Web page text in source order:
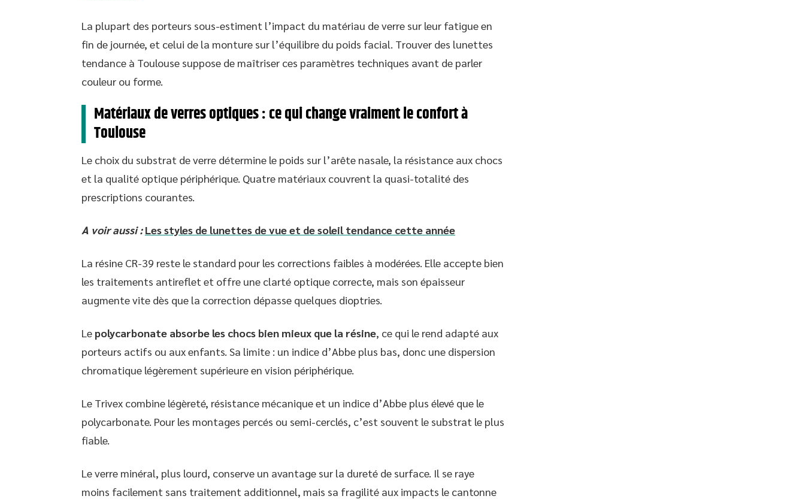
La plupart des porteurs sous-estiment l’impact du matériau de verre sur leur fatigue en
fin de journée, et celui de la monture sur l’équilibre du poids facial. Trouver des lunettes
tendance à Toulouse suppose de maîtriser ces paramètres techniques avant de parler
couleur ou forme.
Matériaux de verres optiques : ce qui change vraiment le confort à
Toulouse
Le choix du substrat de verre détermine le poids sur l’arête nasale, la résistance aux chocs
et la qualité optique périphérique. Quatre matériaux couvrent la quasi-totalité des
prescriptions courantes.
A voir aussi : Les styles de lunettes de vue et de soleil tendance cette année
La résine CR-39 reste le standard pour les corrections faibles à modérées. Elle accepte bien
les traitements antireflet et offre une clarté optique correcte, mais son épaisseur
augmente vite dès que la correction dépasse quelques dioptries.
Le polycarbonate absorbe les chocs bien mieux que la résine, ce qui le rend adapté aux
porteurs actifs ou aux enfants. Sa limite : un indice d’Abbe plus bas, donc une dispersion
chromatique légèrement supérieure en vision périphérique.
Le Trivex combine légèreté, résistance mécanique et un indice d’Abbe plus élevé que le
polycarbonate. Pour les montages percés ou semi-cerclés, c’est souvent le substrat le plus
fiable.
Le verre minéral, plus lourd, conserve un avantage sur la dureté de surface. Il se raye
moins facilement sans traitement additionnel, mais sa fragilité aux impacts le cantonne